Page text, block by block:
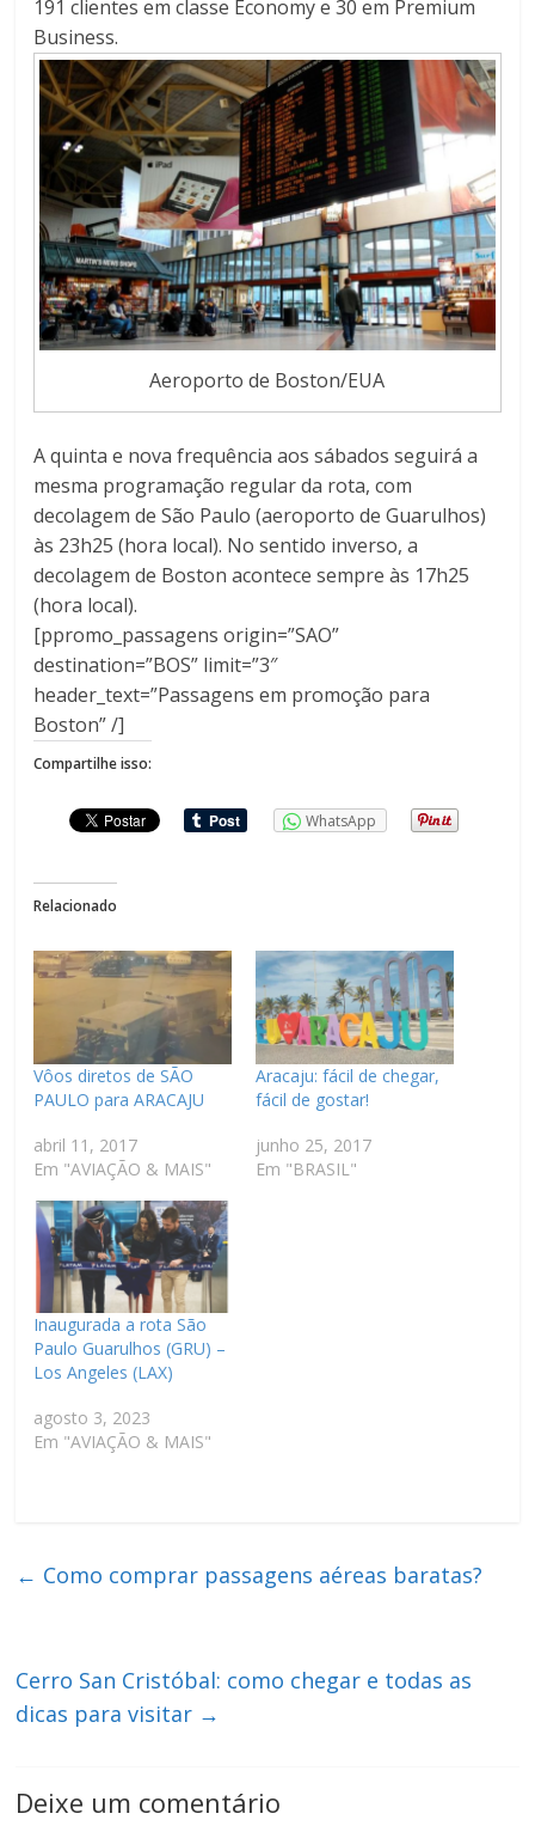
191 clientes em classe Economy e 30 em Premium
Business.
Aeroporto de Boston/EUA
A quinta e nova frequência aos sábados seguirá a
mesma programação regular da rota, com
decolagem de São Paulo (aeroporto de Guarulhos)
às 23h25 (hora local). No sentido inverso, a
decolagem de Boston acontece sempre às 17h25
(hora local).
[ppromo_passagens origin=”SAO”
destination=”BOS” limit=”3″
header_text=”Passagens em promoção para
Boston” /]
Compartilhe isso:
WhatsApp
Relacionado
Vôos diretos de SÃO
PAULO para ARACAJU
abril 11, 2017
Em "AVIAÇÃO & MAIS"
Aracaju: fácil de chegar,
fácil de gostar!
junho 25, 2017
Em "BRASIL"
Inaugurada a rota São
Paulo Guarulhos (GRU) –
Los Angeles (LAX)
agosto 3, 2023
Em "AVIAÇÃO & MAIS"
← Como comprar passagens aéreas baratas?
Cerro San Cristóbal: como chegar e todas as
dicas para visitar →
Deixe um comentário